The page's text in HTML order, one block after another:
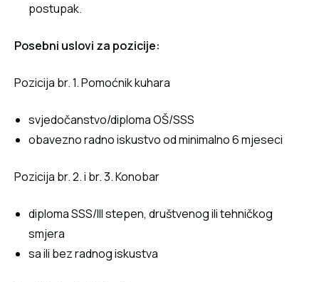
postupak.
Posebni uslovi za pozicije:
Pozicija br. 1. Pomoćnik kuhara
svjedočanstvo/diploma OŠ/SSS
obavezno radno iskustvo od minimalno 6 mjeseci
Pozicija br. 2. i br. 3. Konobar
diploma SSS/III stepen, društvenog ili tehničkog
smjera
sa ili bez radnog iskustva